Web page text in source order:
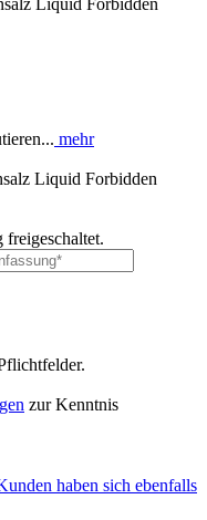
mehr
Liquid Forbidden
zur Kenntnis
haben sich ebenfalls